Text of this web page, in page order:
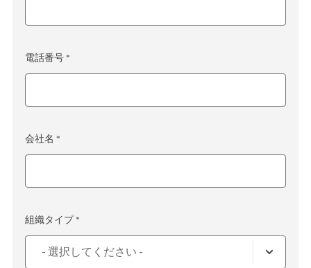
電話番号 *
会社名 *
組織タイプ *